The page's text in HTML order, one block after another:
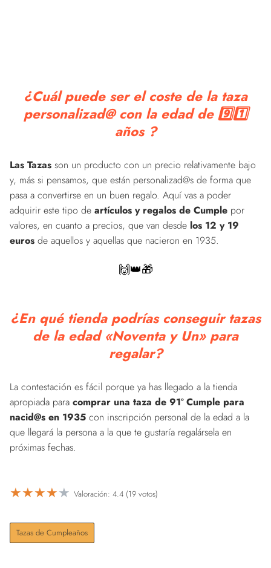
¿Cuál puede ser el coste de la taza
personalizad@ con la edad de 9️⃣1️⃣
años ?
Las Tazas son un producto con un precio relativamente bajo
y, más si pensamos, que están personalizad@s de forma que
pasa a convertirse en un buen regalo. Aquí vas a poder
adquirir este tipo de artículos y regalos de Cumple por
valores, en cuanto a precios, que van desde los 12 y 19
euros de aquellos y aquellas que nacieron en 1935.
🙌👑🎁
¿En qué tienda podrías conseguir tazas
de la edad «Noventa y Un» para
regalar?
La contestación es fácil porque ya has llegado a la tienda
apropiada para comprar una taza de 91º Cumple para
nacid@s en 1935 con inscripción personal de la edad a la
que llegará la persona a la que te gustaría regalársela en
próximas fechas.
★★★★★ Valoración: 4.4 (19 votos)
Tazas de Cumpleaños